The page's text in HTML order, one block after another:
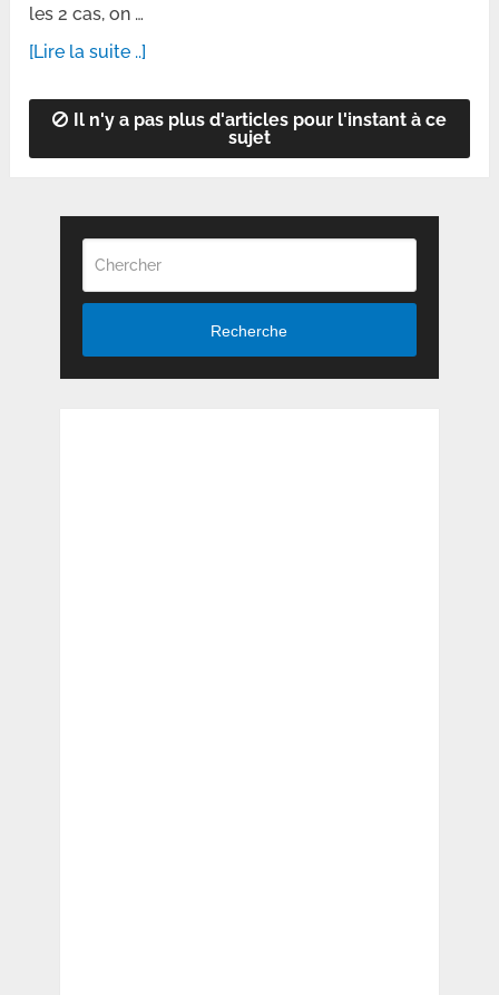
les 2 cas, on …
[Lire la suite ..]
Il n'y a pas plus d'articles pour l'instant à ce
sujet
Recherche